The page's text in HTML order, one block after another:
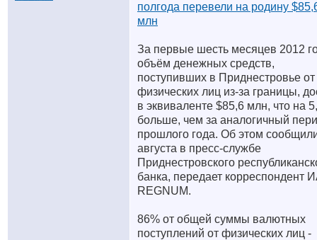
полгода перевели на родину
млн
За первые шесть месяцев 2012
объём денежных средств,
поступивших в Приднестровье от
физических лиц из-за границы,
в эквиваленте $85,6 млн, что на
больше, чем за аналогичный
прошлого года. Об этом
августа в пресс-службе
Приднестровского
банка, передает корреспондент
REGNUM.
86% от общей суммы валютных
поступлений от физических лиц -